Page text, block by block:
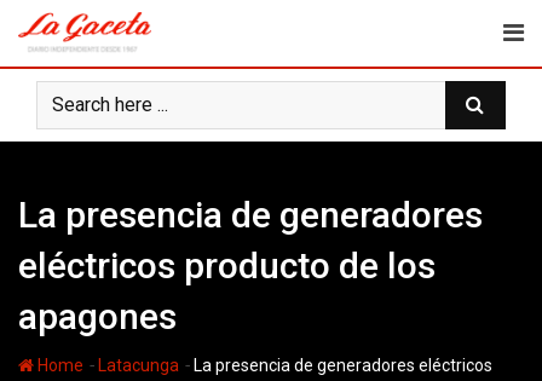
content
La presencia de generadores
eléctricos producto de los
apagones
Home - Latacunga - La presencia de generadores eléctricos